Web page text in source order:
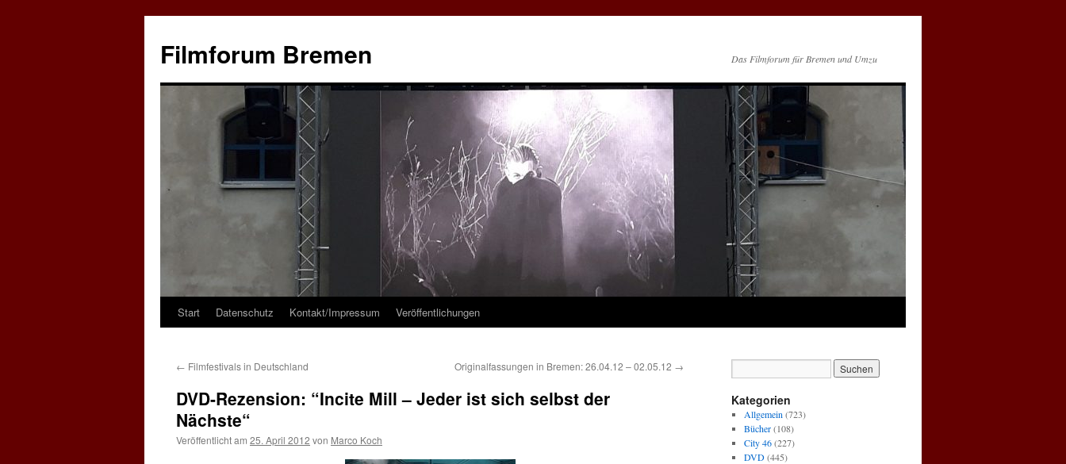
springen
Filmforum Bremen Das Filmforum für Bremen und Umzu
Start Datenschutz Kontakt/Impressum Veröffentlichungen
← Filmfestivals in Deutschland Originalfassungen in Bremen: 26.04.12 – 02.05.12 →
DVD-Rezension: “Incite Mill – Jeder ist sich selbst der
Nächste“
Veröffentlicht am 25. April 2012 von Marco Koch
Kategorien
Allgemein (723)
Bücher(108)
City 46(227)
DVD(445)